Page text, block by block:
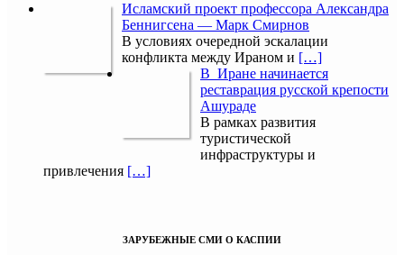
Исламский проект профессора Александра
Беннигсена — Марк Смирнов
В условиях очередной эскалации
конфликта между Ираном и […]
В Иране начинается
реставрация русской крепости
Ашураде
В рамках развития
туристической
инфраструктуры и
привлечения […]
ЗАРУБЕЖНЫЕ СМИ О КАСПИИ